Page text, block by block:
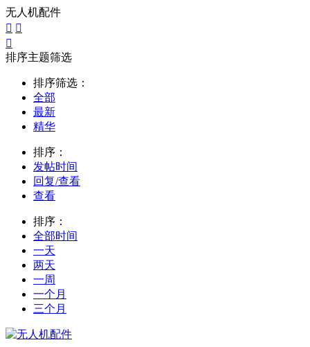
无人机配件
 

排序主题筛选
排序筛选：
全部
最新
精华
排序：
发帖时间
回复/查看
查看
排序：
全部时间
一天
两天
一周
一个月
三个月